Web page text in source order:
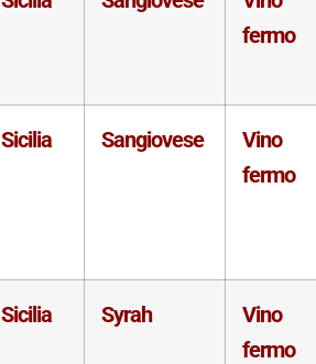
fermo
Sicilia Sangiovese
Vino
fermo
Sicilia Syrah
Vino
fermo